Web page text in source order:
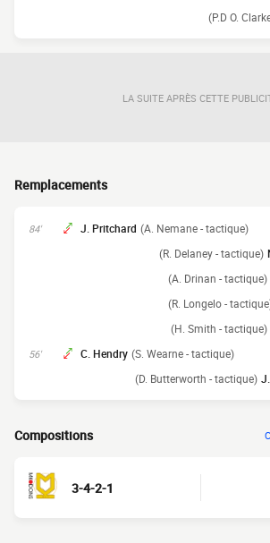
(P.D O.
LA SUITE APRÈS CETTE
Remplacements
84' J. Pritchard (A. Nemane - tactique)
(R. Delaney - tactique)
(A. Drinan - tactique)
(R. Longelo -
(H. Smith - tactique)
56' C. Hendry (S. Wearne - tactique)
(D. Butterworth - tactique)
Compositions
3-4-2-1